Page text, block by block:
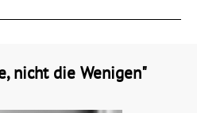
nicht die Wenigen"